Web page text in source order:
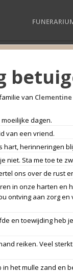
van
dagen.
van een vriend.
hart, herinneringen
niet. Sta me toe te
ons over de rust
in onze harten en
ontving aan zorg
en toewijding heb
reiken. Veel
het mulle zand en